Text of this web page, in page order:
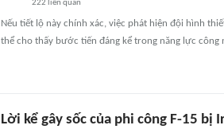
222 liên quan
Nếu tiết lộ này chính xác, việc phát hiện đội hình
thể cho thấy bước tiến đáng kể trong năng lực công
Lời kể gây sốc của phi công F-15 bị